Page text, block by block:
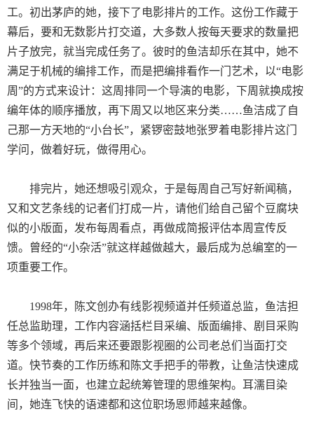
工。初出茅庐的她，接下了电影排片的工作。这份工作藏于
幕后，要和无数影片打交道，大多数人按每天要求的数量把
片子放完，就当完成任务了。彼时的鱼洁却乐在其中，她不
满足于机械的编排工作，而是把编排看作一门艺术，以“电影
周”的方式来设计：这周排同一个导演的电影，下周就换成按
编年体的顺序播放，再下周又以地区来分类……鱼洁成了自
己那一方天地的“小台长”，紧锣密鼓地张罗着电影排片这门
学问，做着好玩，做得用心。
排完片，她还想吸引观众，于是每周自己写好新闻稿，
又和文艺条线的记者们打成一片，请他们给自己留个豆腐块
似的小版面，发布每周看点，再做成简报评估本周宣传反
馈。曾经的“小杂活”就这样越做越大，最后成为总编室的一
项重要工作。
1998年，陈文创办有线影视频道并任频道总监，鱼洁担
任总监助理，工作内容涵括栏目采编、版面编排、剧目采购
等多个领域，再后来还要跟影视圈的公司老总们当面打交
道。快节奏的工作历练和陈文手把手的带教，让鱼洁快速成
长并独当一面，也建立起统筹管理的思维架构。耳濡目染
间，她连飞快的语速都和这位职场恩师越来越像。